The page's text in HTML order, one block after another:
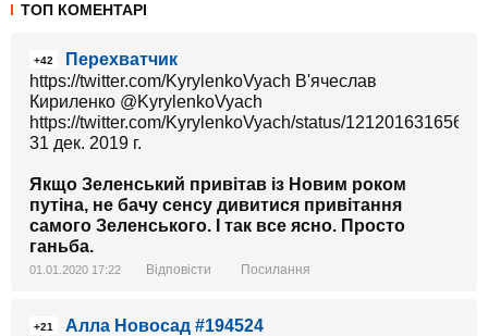
ТОП КОМЕНТАРІ
+42
Перехватчик
https://twitter.com/KyrylenkoVyach В'ячеслав
Кириленко‏ @KyrylenkoVyach
https://twitter.com/KyrylenkoVyach/status/
31 дек. 2019 г.
Якщо Зеленський привітав із Новим роком
путіна, не бачу сенсу дивитися привітання
самого Зеленського. І так все ясно. Просто
ганьба.
01.01.2020 17:22 Відповісти Посилання
+21
Алла Новосад #194524